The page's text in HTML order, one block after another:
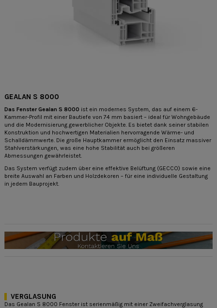
GEALAN S 8000
Das Fenster Gealan S 8000 ist ein modernes System, das auf einem 6-
Kammer-Profil mit einer Bautiefe von 74 mm basiert – ideal für Wohngebäude
und die Modernisierung gewerblicher Objekte. Es bietet dank seiner stabilen
Konstruktion und hochwertigen Materialien hervorragende Wärme- und
Schalldämmwerte. Die große Hauptkammer ermöglicht den Einsatz massiver
Stahlverstärkungen, was eine hohe Stabilität auch bei größeren
Abmessungen gewährleistet.
Das System verfügt zudem über eine effektive Belüftung (GECCO) sowie eine
breite Auswahl an Farben und Holzdekoren – für eine individuelle Gestaltung
in jedem Bauprojekt.
VERGLASUNG
Das Gealan S 8000 Fenster ist serienmäßig mit einer Zweifachverglasung